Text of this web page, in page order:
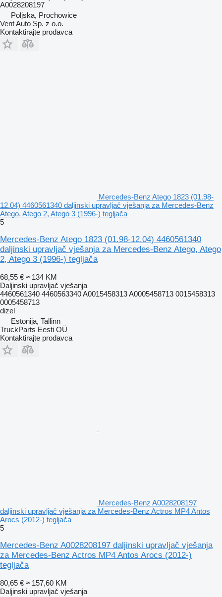
A0028208197
Poljska, Prochowice
Vent Auto Sp. z o.o.
Kontaktirajte prodavca
Mercedes-Benz Atego 1823 (01.98-
12.04) 4460561340 daljinski upravljač vješanja za Mercedes-Benz
Atego, Atego 2, Atego 3 (1996-) tegljača
5
Mercedes-Benz Atego 1823 (01.98-12.04) 4460561340
daljinski upravljač vješanja za Mercedes-Benz Atego, Atego
2, Atego 3 (1996-) tegljača
68,55 € ≈ 134 KM
Daljinski upravljač vješanja
4460561340 4460563340 A0015458313 A0005458713 0015458313
0005458713
dizel
Estonija, Tallinn
TruckParts Eesti OÜ
Kontaktirajte prodavca
Mercedes-Benz A0028208197
daljinski upravljač vješanja za Mercedes-Benz Actros MP4 Antos
Arocs (2012-) tegljača
5
Mercedes-Benz A0028208197 daljinski upravljač vješanja
za Mercedes-Benz Actros MP4 Antos Arocs (2012-)
tegljača
80,65 € ≈ 157,60 KM
Daljinski upravljač vješanja